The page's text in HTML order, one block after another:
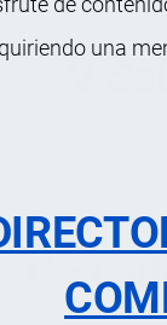
una
V